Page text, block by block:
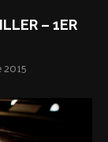
– 1ER